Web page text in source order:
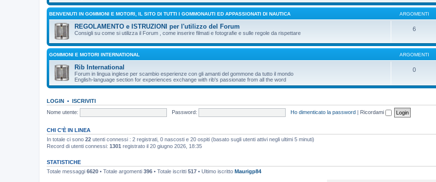
BENVENUTI IN GOMMONI E MOTORI, IL SITO DI TUTTI I GOMMONAUTI ED APPASSIONATI DI NAUTICA ARGOMENTI
REGOLAMENTO e ISTRUZIONI per l'utilizzo del Forum
Consigli su come si utilizza il Forum , come inserire filmati e fotografie e sulle regole da rispettare
6
GOMMONI E MOTORI INTERNATIONAL ARGOMENTI
Rib International
Forum in lingua inglese per scambio esperienze con gli amanti del gommone da tutto il mondo
English-language section for experiences exchange with rib's passionate from all the word
0
LOGIN • ISCRIVITI
Nome utente:
Password: Ho dimenticato la password | Ricordami
CHI C’È IN LINEA
In totale ci sono 22 utenti connessi : 2 registrati, 0 nascosti e 20 ospiti (basato sugli utenti attivi negli ultimi 5 minuti)
Record di utenti connessi: 1301 registrato il 20 giugno 2026, 18:35
STATISTICHE
Totale messaggi 6620 • Totale argomenti 396 • Totale iscritti 517 • Ultimo iscritto Maurigp84